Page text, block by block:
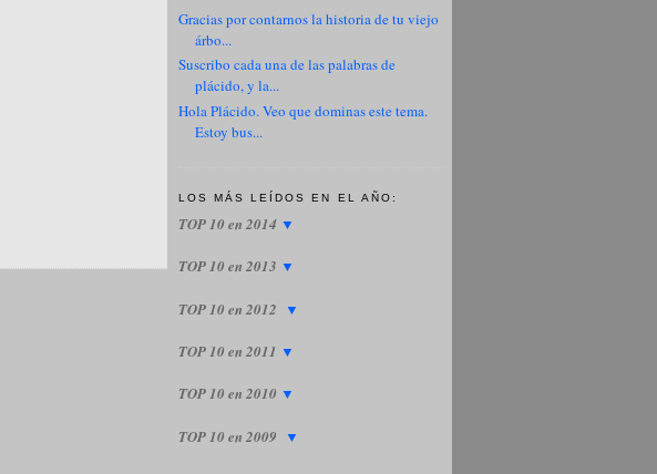
Gracias por contarnos la historia de tu viejo
árbo...
Suscribo cada una de las palabras de
plácido, y la...
Hola Plácido. Veo que dominas este tema.
Estoy bus...
LOS MÁS LEÍDOS EN EL AÑO:
TOP 10 en 2014 ▼
TOP 10 en 2013 ▼
TOP 10 en 2012 ▼
TOP 10 en 2011 ▼
TOP 10 en 2010 ▼
TOP 10 en 2009 ▼